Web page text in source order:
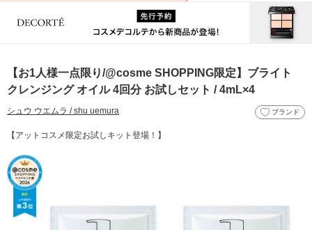
【お1人様一点限り/@cosme SHOPPING限定】ブライト
クレンジング オイル 4回分 お試しセット / 4mL×4
シュウ ウエムラ / shu uemura ブランド
【アットコスメ限定お試しキット登場！】